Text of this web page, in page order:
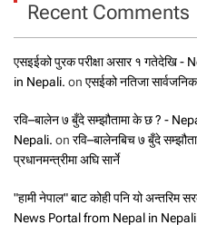
Recent Comments
एसइईको पुरक परीक्षा असार १
in Nepali. on एसईको नतिजा
रवि–बालेन ७ बुँदे सम्झौतामा के छ ? -
Nepali. on रवि–बालेनबिच ७ बुँदे
प्रधानमन्त्रीमा अघि सार्ने
"हामी नेपाल" बाट कोही पनि यो
News Portal from Nepal in